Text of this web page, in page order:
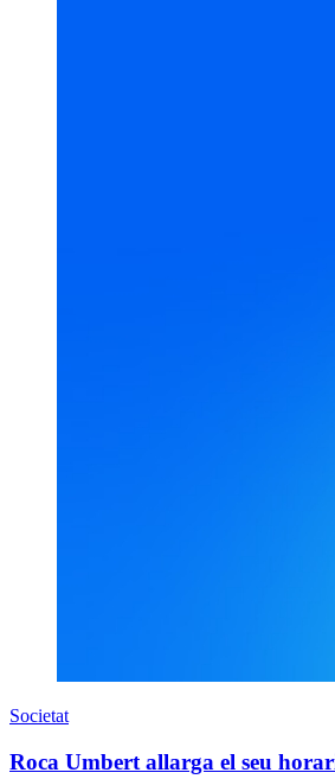
Societat
Roca Umbert allarga el seu